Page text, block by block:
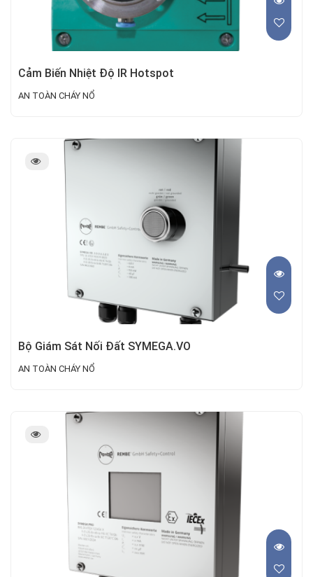
Cảm Biến Nhiệt Độ IR Hotspot
AN TOÀN CHÁY NỔ
Bộ Giám Sát Nối Đất SYMEGA.VO
AN TOÀN CHÁY NỔ